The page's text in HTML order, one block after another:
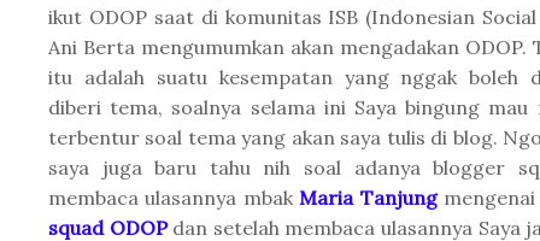
ikut ODOP saat di komunitas ISB (Indonesian
Ani Berta mengumumkan akan mengadakan ODOP.
itu adalah suatu kesempatan yang nggak boleh
diberi tema, soalnya selama ini Saya bingung mau
terbentur soal tema yang akan saya tulis di blog.
saya juga baru tahu nih soal adanya blogger
membaca ulasannya mbakMaria Tanjung
squad ODOPdan setelah membaca ulasannya Saya